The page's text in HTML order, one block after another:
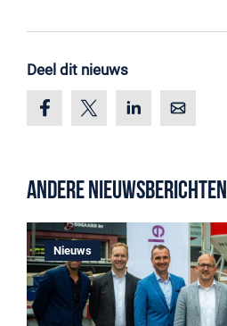
Deel dit nieuws
Andere nieuwsberichten
Nieuws